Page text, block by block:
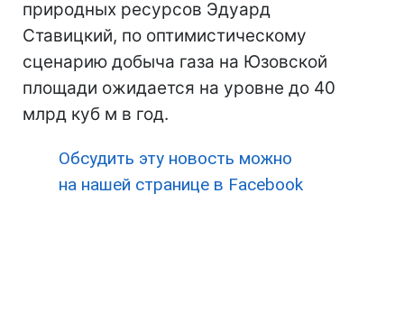
природных ресурсов Эдуард
Ставицкий, по оптимистическому
сценарию добыча газа на Юзовской
площади ожидается на уровне до 40
млрд куб м в год.
Обсудить эту новость можно
на нашей странице в Facebook